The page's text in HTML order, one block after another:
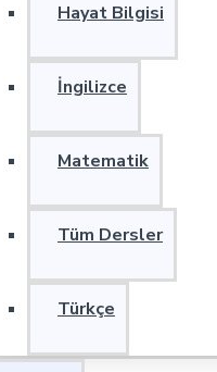
Hayat Bilgisi
İngilizce
Matematik
Tüm Dersler
Türkçe